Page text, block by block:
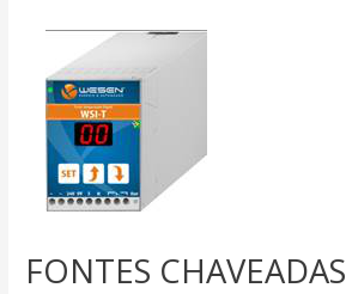
FONTES CHAVEADAS
FONTES
CHAVEADAS